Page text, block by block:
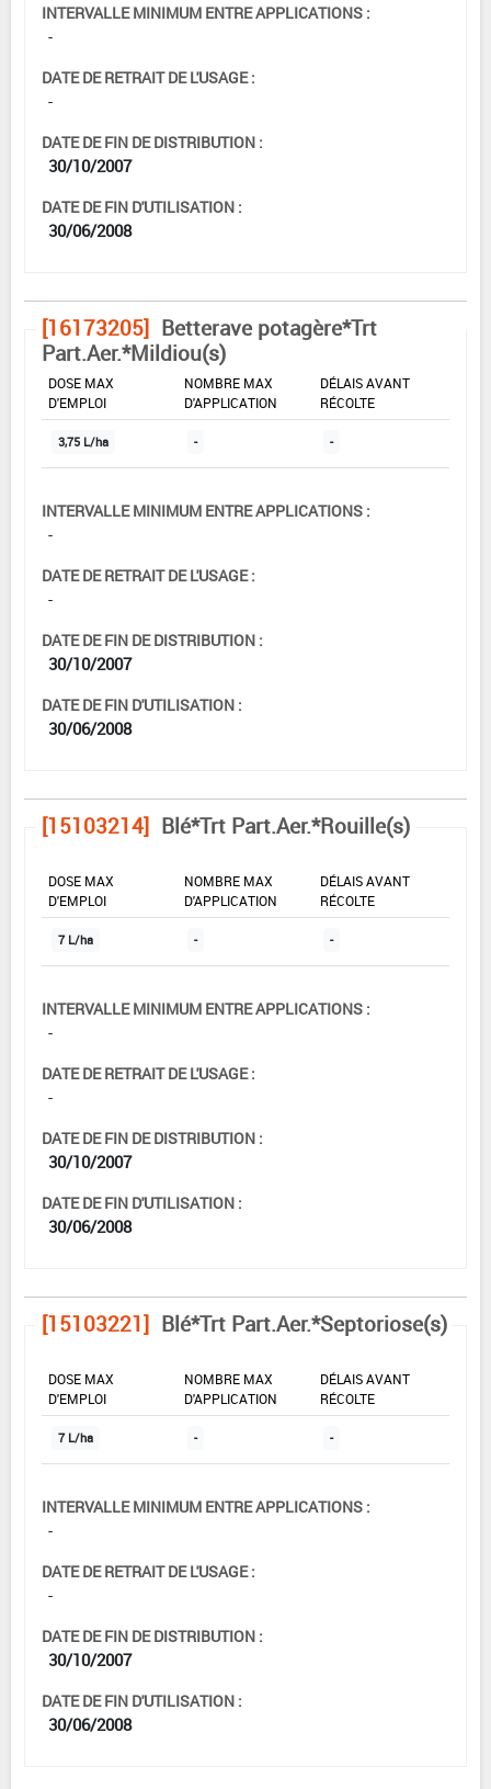
INTERVALLE MINIMUM ENTRE APPLICATIONS :
-
DATE DE RETRAIT DE L'USAGE :
-
DATE DE FIN DE DISTRIBUTION :
30/10/2007
DATE DE FIN D'UTILISATION :
30/06/2008
[16173205] Betterave potagère*Trt
Part.Aer.*Mildiou(s)
DOSE MAX
D'EMPLOI
NOMBRE MAX
D'APPLICATION
DÉLAIS AVANT
RÉCOLTE
3,75 L/ha - -
INTERVALLE MINIMUM ENTRE APPLICATIONS :
-
DATE DE RETRAIT DE L'USAGE :
-
DATE DE FIN DE DISTRIBUTION :
30/10/2007
DATE DE FIN D'UTILISATION :
30/06/2008
[15103214] Blé*Trt Part.Aer.*Rouille(s)
DOSE MAX
D'EMPLOI
NOMBRE MAX
D'APPLICATION
DÉLAIS AVANT
RÉCOLTE
7 L/ha - -
INTERVALLE MINIMUM ENTRE APPLICATIONS :
-
DATE DE RETRAIT DE L'USAGE :
-
DATE DE FIN DE DISTRIBUTION :
30/10/2007
DATE DE FIN D'UTILISATION :
30/06/2008
[15103221] Blé*Trt Part.Aer.*Septoriose(s)
DOSE MAX
D'EMPLOI
NOMBRE MAX
D'APPLICATION
DÉLAIS AVANT
RÉCOLTE
7 L/ha - -
INTERVALLE MINIMUM ENTRE APPLICATIONS :
-
DATE DE RETRAIT DE L'USAGE :
-
DATE DE FIN DE DISTRIBUTION :
30/10/2007
DATE DE FIN D'UTILISATION :
30/06/2008